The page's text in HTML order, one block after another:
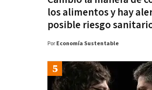
los alimentos y hay
posible riesgo
Por Economía Sustentable